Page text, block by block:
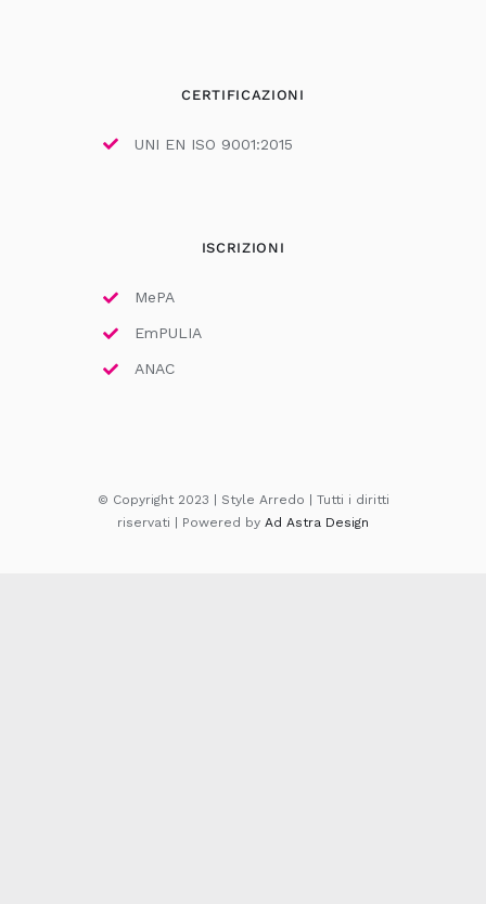
CERTIFICAZIONI
UNI EN ISO 9001:2015
ISCRIZIONI
MePA
EmPULIA
ANAC
© Copyright 2023 | Style Arredo | Tutti i diritti
riservati | Powered by Ad Astra Design